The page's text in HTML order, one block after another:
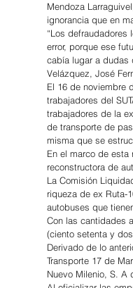
Mendoza
ignorancia que en
“Los defraudadores
error, porque ese
cabía lugar a dudas
Velázquez, José
El 16 de noviembre
trabajadores del
trabajadores de la
de transporte de
misma que se
En el marco de
reconstructora de
La Comisión
riqueza de ex Ruta-
autobuses que
Con las cantidades
(ciento setenta y
Derivado de lo
Transporte 17 de
Nuevo Milenio, S. A